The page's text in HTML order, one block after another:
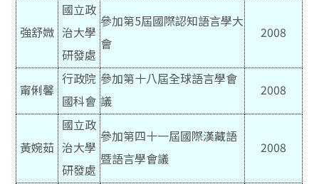
強舒媺
國立政
治大學
研發處
參加第5屆國際認知語言學大
會
2008
甯俐馨
行政院
國科會
參加第十八屆全球語言學會
議
2008
黃婉茹
國立政
治大學
研發處
參加第四十一屆國際漢藏語
暨語言學會議
2008